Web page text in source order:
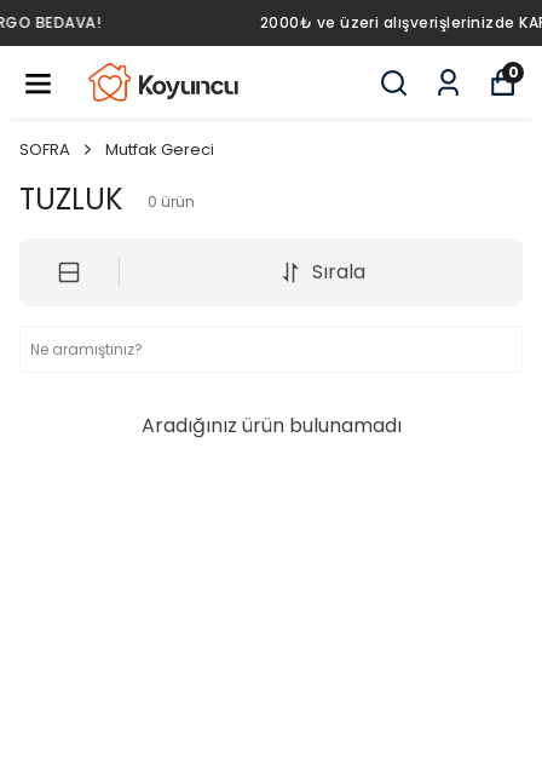
2000₺ ve üzeri alışverişlerinizde KARGO BEDAVA!
0
SOFRA Mutfak Gereci
TUZLUK 0 ürün
Sırala
Aradığınız ürün bulunamadı